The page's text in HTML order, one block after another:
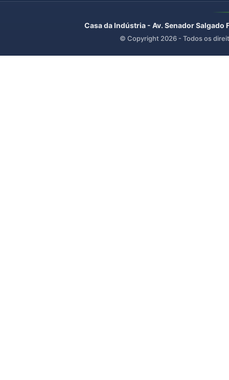
Casa da Indústria - Av. Senador
© Copyright 2026 - Todos os